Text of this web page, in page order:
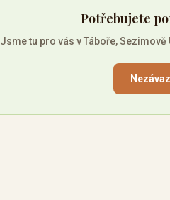
Potřebujete
Jsme tu pro vás v Táboře,